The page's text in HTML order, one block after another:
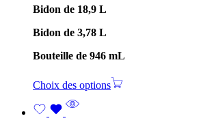
Bidon de 18,9 L
Bidon de 3,78 L
Bouteille de 946 mL
Choix des options